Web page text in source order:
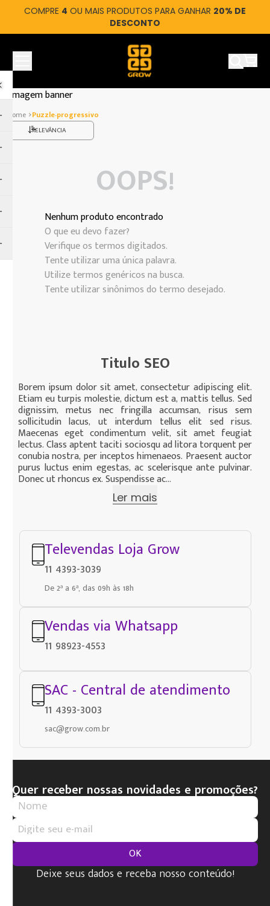
COMPRE 4 OU MAIS PRODUTOS PARA GANHAR 20% DE
DESCONTO
Ver
puzzle-progressivo
RELEVÂNCIA
OOPS!
Nenhum produto encontrado
O que eu devo fazer?
Verifique os termos digitados.
Tente utilizar uma única palavra.
Utilize termos genéricos na busca.
Tente utilizar sinônimos do termo desejado.
Titulo SEO
Borem ipsum dolor sit amet, consectetur adipiscing elit.
Etiam eu turpis molestie, dictum est a, mattis tellus. Sed
dignissim, metus nec fringilla accumsan, risus sem
sollicitudin lacus, ut interdum tellus elit sed risus.
Maecenas eget condimentum velit, sit amet feugiat
lectus. Class aptent taciti sociosqu ad litora torquent per
conubia nostra, per inceptos himenaeos. Praesent auctor
purus luctus enim egestas, ac scelerisque ante pulvinar.
Donec ut rhoncus ex. Suspendisse ac...
Ler mais
Televendas Loja Grow
11 4393-3039
De 2ª a 6ª, das 09h às 18h
Vendas via Whatsapp
11 98923-4553
SAC - Central de atendimento
11 4393-3003
sac@grow.com.br
Quer receber nossas novidades e promoções?
OK
Deixe seus dados e receba nosso conteúdo!